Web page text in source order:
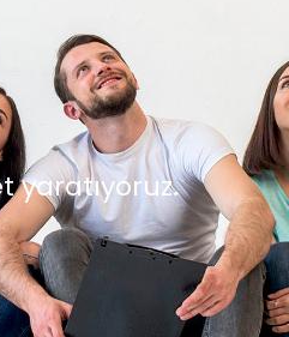
yaratıyoruz.